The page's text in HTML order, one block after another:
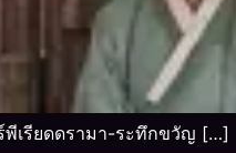
พีเรียดดรามา-ระทึกขวัญ […]